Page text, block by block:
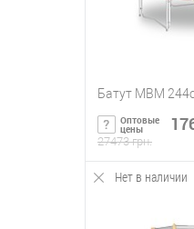
Батут MBM
Оптовые
цены
27473 грн.
Нет в наличии